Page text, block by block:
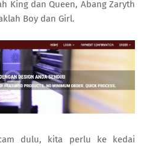
King dan Queen, Abang Zaryth
Boy dan Girl.
dulu, kita perlu ke kedai